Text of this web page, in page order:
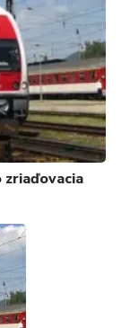
zriaďovacia